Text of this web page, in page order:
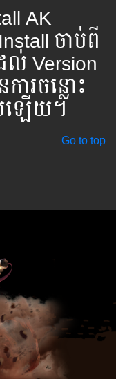
AK
ចាប់ពី
Version
រ​ចន្លោះ​
ឡើយ។
Go to top